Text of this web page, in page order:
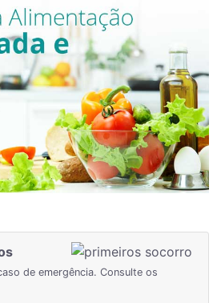
de emergência. Consulte os